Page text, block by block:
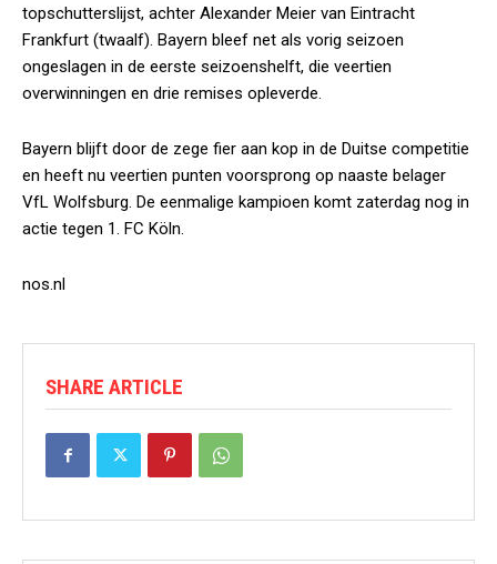
topschutterslijst, achter Alexander Meier van Eintracht
Frankfurt (twaalf). Bayern bleef net als vorig seizoen
ongeslagen in de eerste seizoenshelft, die veertien
overwinningen en drie remises opleverde.
Bayern blijft door de zege fier aan kop in de Duitse competitie
en heeft nu veertien punten voorsprong op naaste belager
VfL Wolfsburg. De eenmalige kampioen komt zaterdag nog in
actie tegen 1. FC Köln.
nos.nl
SHARE ARTICLE